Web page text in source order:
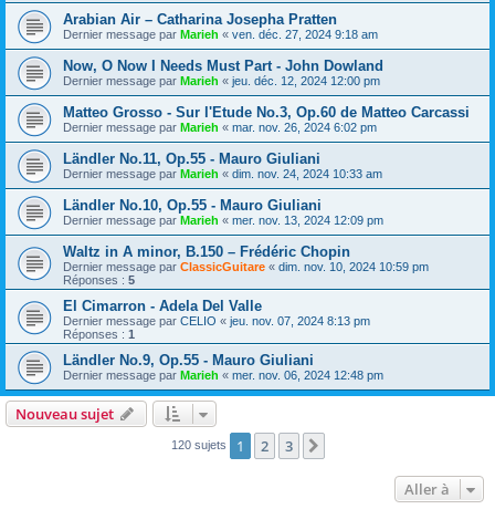
Arabian Air – Catharina Josepha Pratten
Dernier message par Marieh « ven. déc. 27, 2024 9:18 am
Now, O Now I Needs Must Part - John Dowland
Dernier message par Marieh « jeu. déc. 12, 2024 12:00 pm
Matteo Grosso - Sur l'Etude No.3, Op.60 de Matteo Carcassi
Dernier message par Marieh « mar. nov. 26, 2024 6:02 pm
Ländler No.11, Op.55 - Mauro Giuliani
Dernier message par Marieh « dim. nov. 24, 2024 10:33 am
Ländler No.10, Op.55 - Mauro Giuliani
Dernier message par Marieh « mer. nov. 13, 2024 12:09 pm
Waltz in A minor, B.150 – Frédéric Chopin
Dernier message par ClassicGuitare « dim. nov. 10, 2024 10:59 pm
Réponses : 5
El Cimarron - Adela Del Valle
Dernier message par CELIO « jeu. nov. 07, 2024 8:13 pm
Réponses : 1
Ländler No.9, Op.55 - Mauro Giuliani
Dernier message par Marieh « mer. nov. 06, 2024 12:48 pm
Nouveau sujet
120 sujets 1 2 3
Aller à